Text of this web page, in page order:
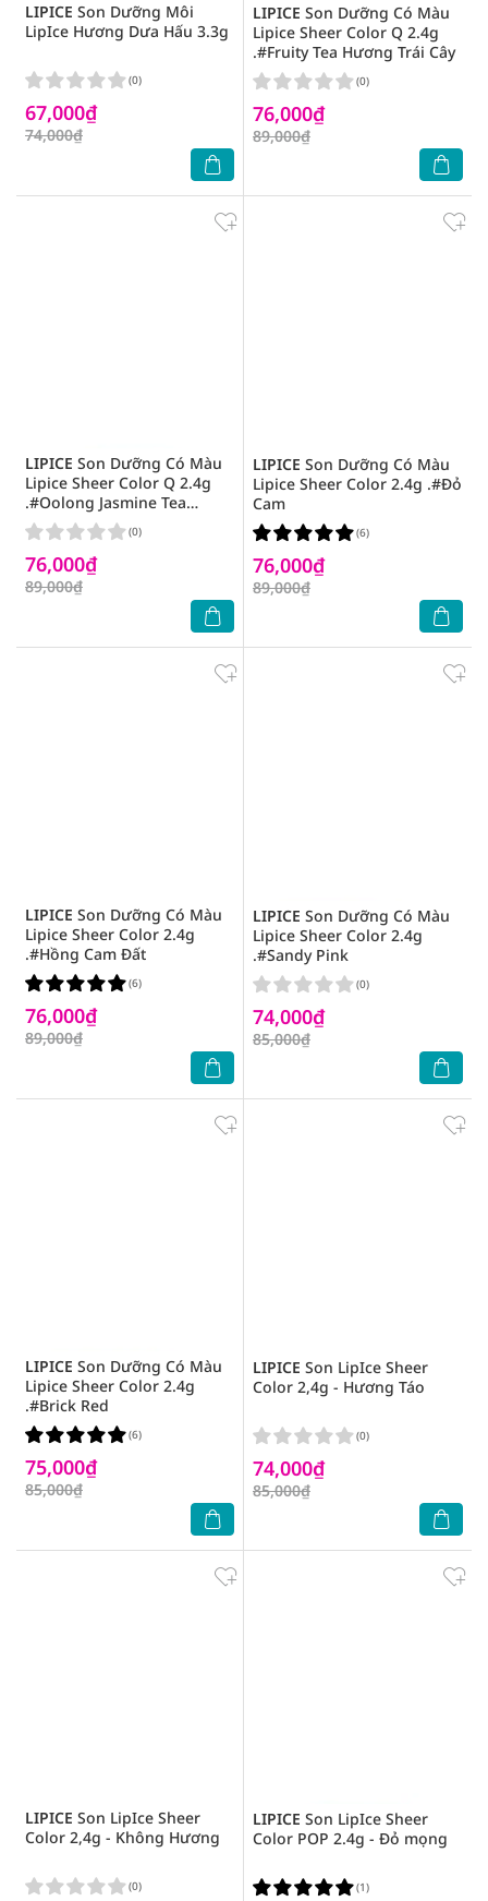
LIPICE Son Dưỡng Môi
LipIce Hương Dưa Hấu 3.3g
67,000₫
74,000₫
(0)
LIPICE Son Dưỡng Có Màu
Lipice Sheer Color Q 2.4g
.#Fruity Tea Hương Trái Cây
76,000₫
89,000₫
(0)
LIPICE Son Dưỡng Có Màu
Lipice Sheer Color Q 2.4g
.#Oolong Jasmine Tea
Hương Ô Long Nhài
76,000₫
89,000₫
(0)
LIPICE Son Dưỡng Có Màu
Lipice Sheer Color 2.4g .#Đỏ
Cam
76,000₫
89,000₫
(6)
LIPICE Son Dưỡng Có Màu
Lipice Sheer Color 2.4g
.#Hồng Cam Đất
76,000₫
89,000₫
(6)
LIPICE Son Dưỡng Có Màu
Lipice Sheer Color 2.4g
.#Sandy Pink
74,000₫
85,000₫
(0)
LIPICE Son Dưỡng Có Màu
Lipice Sheer Color 2.4g
.#Brick Red
75,000₫
85,000₫
(6)
LIPICE Son LipIce Sheer
Color 2,4g - Hương Táo
74,000₫
85,000₫
(0)
LIPICE Son LipIce Sheer
Color 2,4g - Không Hương
(0)
LIPICE Son LipIce Sheer
Color POP 2.4g - Đỏ mọng
(1)